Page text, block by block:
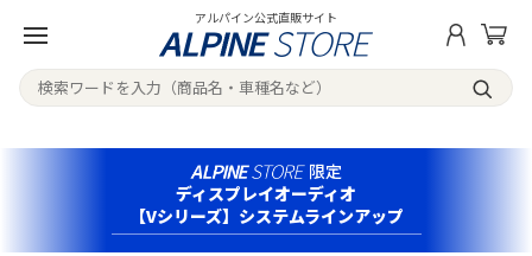
アルパイン公式直販サイト
限定
ディスプレイオーディオ
【Vシリーズ】システムラインアップ